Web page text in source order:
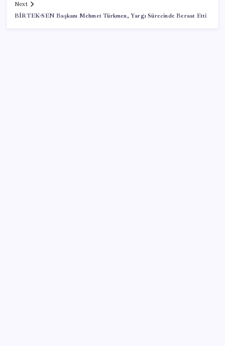
Next
BİRTEK-SEN Başkanı Mehmet Türkmen, Yargı Sürecinde Beraat Etti